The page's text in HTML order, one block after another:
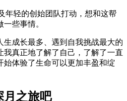
年轻的创始团队打动，想和这帮
些事情。
生成长最多、遇到自我挑战最大的
我真正地了解了自己，了解了一直
始体验了生命可以更加丰盈和绽
月之旅吧